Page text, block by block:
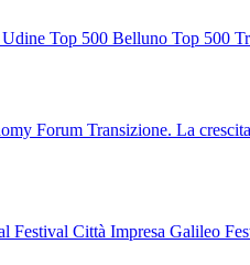
Top 500 Belluno Top 500
Forum Transizione. La
Festival Città Impresa Galileo